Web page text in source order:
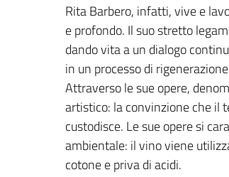
Rita Barbero, infatti, vive e
e profondo. Il suo stretto
dando vita a un dialogo
in un processo di
Attraverso le sue opere,
artistico: la convinzione che il
custodisce. Le sue opere si
ambientale: il vino viene
cotone e priva di acidi.